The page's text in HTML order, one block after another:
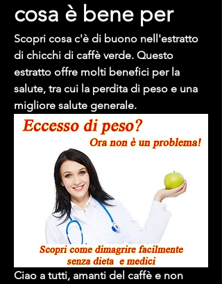
cosa è bene per
Scopri cosa c'è di buono nell'estratto
di chicchi di caffè verde. Questo
estratto offre molti benefici per la
salute, tra cui la perdita di peso e una
migliore salute generale.
Ciao a tutti, amanti del caffè e non